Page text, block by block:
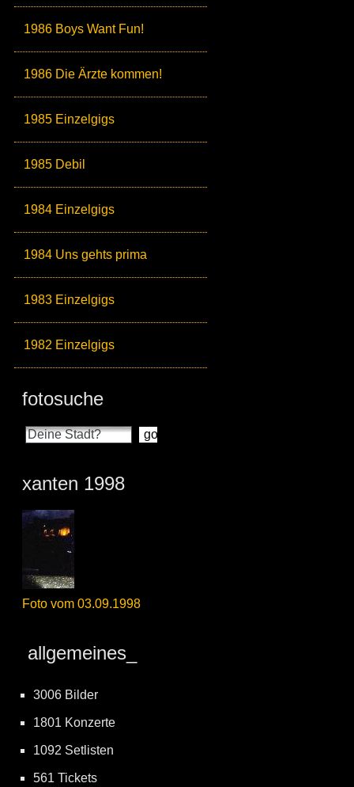
1986 Boys Want Fun!
1986 Die Ärzte kommen!
1985 Einzelgigs
1985 Debil
1984 Einzelgigs
1984 Uns gehts prima
1983 Einzelgigs
1982 Einzelgigs
fotosuche
xanten 1998
Foto vom 03.09.1998
allgemeines_
3006 Bilder
1801 Konzerte
1092 Setlisten
561 Tickets